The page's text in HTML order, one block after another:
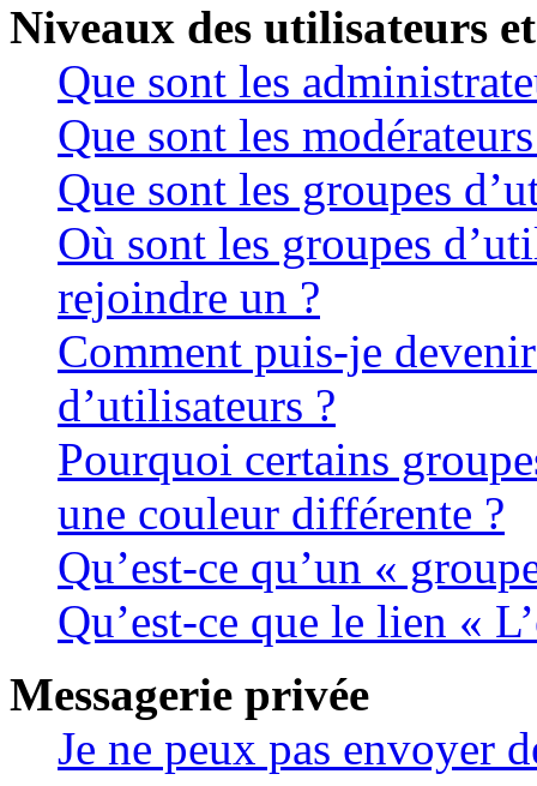
Niveaux des utilisateurs
Que sont les
Que sont les
Que sont les groupes
Où sont les groupes
rejoindre un ?
Comment puis-je
d’utilisateurs ?
Pourquoi certains
une couleur différente ?
Qu’est-ce qu’un «
Qu’est-ce que le lien «
Messagerie privée
Je ne peux pas envoyer